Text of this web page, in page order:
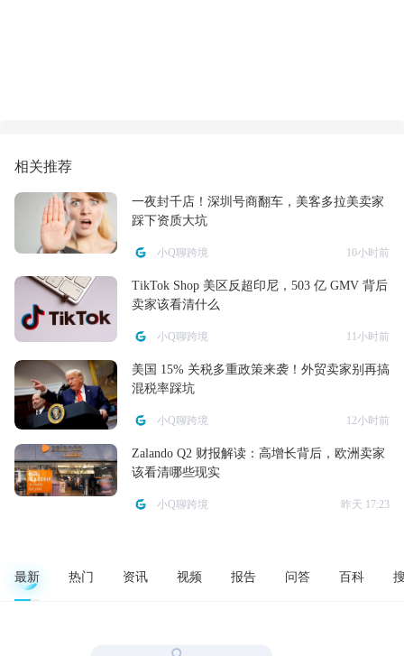
相关推荐
一夜封千店！深圳号商翻车，美客多拉美卖家
踩下资质大坑
小Q聊跨境 10小时前
TikTok Shop 美区反超印尼，503 亿 GMV 背后
卖家该看清什么
小Q聊跨境 11小时前
美国 15% 关税多重政策来袭！外贸卖家别再搞
混税率踩坑
小Q聊跨境 12小时前
Zalando Q2 财报解读：高增长背后，欧洲卖家
该看清哪些现实
小Q聊跨境 昨天 17:23
最新 热门 资讯 视频 报告 问答 百科